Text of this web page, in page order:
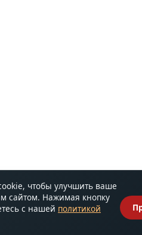
чтобы улучшить ваше
сайтом. Нажимая кнопку
с нашей политикой